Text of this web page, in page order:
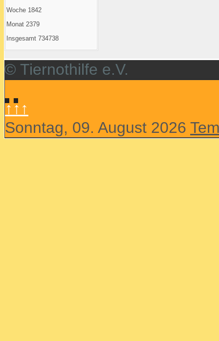
Woche 1842
Monat 2379
Insgesamt 734738
© Tiernothilfe e.V.
↑↑↑
Sonntag, 09. August 2026